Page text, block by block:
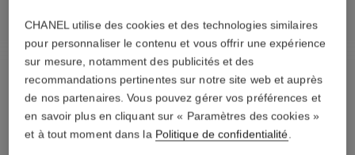
MATIÈRES SPÉCIFIQUES
CHANEL utilise des cookies et des technologies similaires
pour personnaliser le contenu et vous offrir une expérience
sur mesure, notamment des publicités et des
recommandations pertinentes sur notre site web et auprès
de nos partenaires. Vous pouvez gérer vos préférences et
en savoir plus en cliquant sur « Paramètres des cookies »
et à tout moment dans la Politique de confidentialité